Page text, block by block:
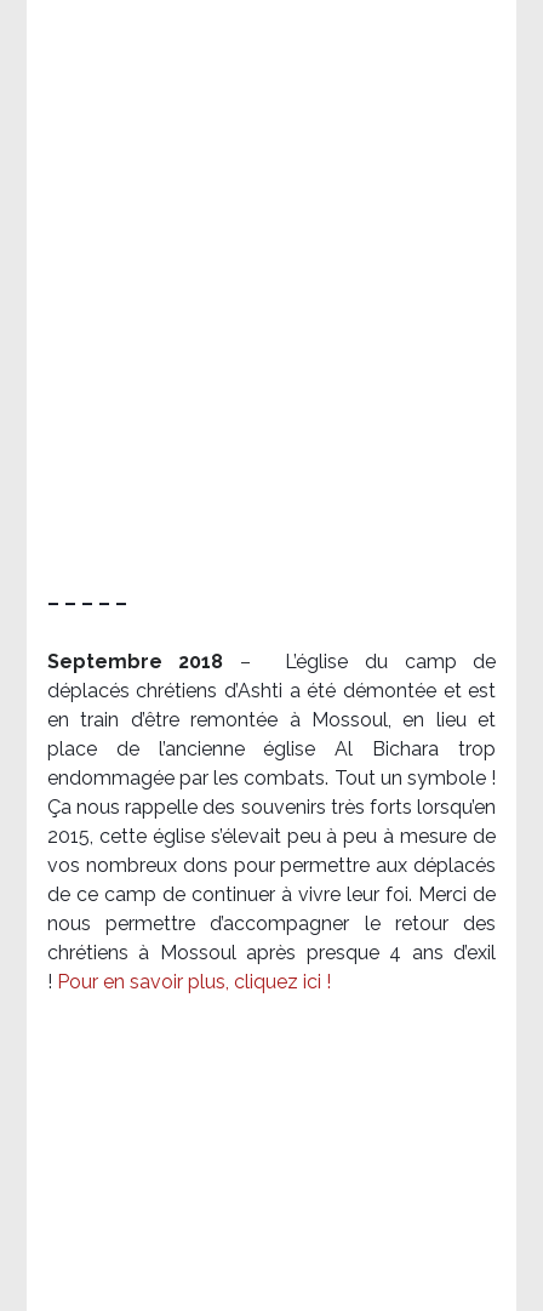
– – – – –
Septembre 2018 –
L’église du camp de
déplacés chrétiens d’Ashti a été démontée et est
en train d’être remontée à Mossoul, en lieu et
place de l’ancienne église Al Bichara trop
endommagée par les combats. Tout un symbole !
Ça nous rappelle des souvenirs très forts lorsqu’en
2015, cette église s’élevait peu à peu à mesure de
vos nombreux dons pour permettre aux déplacés
de ce camp de continuer à vivre leur foi. Merci de
nous permettre d’accompagner le retour des
chrétiens à Mossoul après presque 4 ans d’exil
! Pour en savoir plus, cliquez ici !